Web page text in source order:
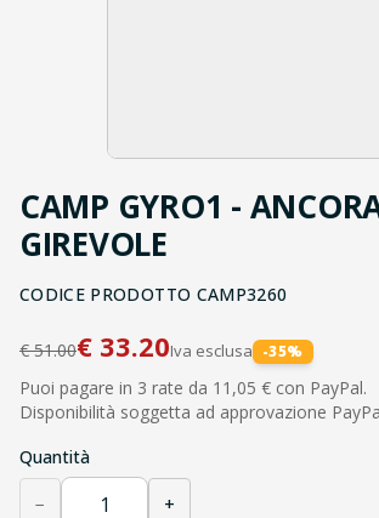
CAMP GYRO1 -
GIREVOLE
CODICE PRODOTTO CAMP3260
€51.00€ 33.20Iva esclusa -35%
Puoi pagare in 3 rate da 11,05 € con PayPal.
Disponibilità soggetta ad approvazione
Quantità
− +